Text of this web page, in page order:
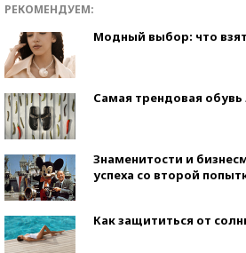
РЕКОМЕНДУЕМ:
Модный выбор: что
Самая трендовая обувь
Знаменитости и
успеха со второй
Как защититься от